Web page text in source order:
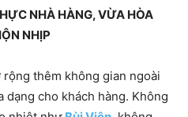
NHÀ HÀNG, VỪA HÒA
NHỊP
rộng thêm không gian ngoài
cho khách hàng. Không